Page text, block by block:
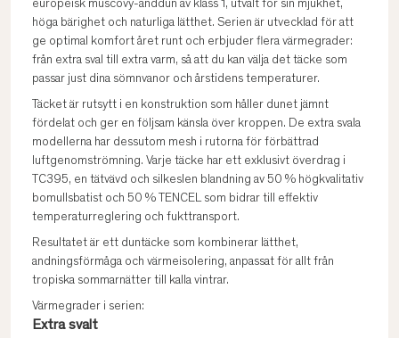
europeisk muscovy-anddun av klass 1, utvalt för sin mjukhet,
höga bärighet och naturliga lätthet. Serien är utvecklad för att
ge optimal komfort året runt och erbjuder flera värmegrader:
från extra sval till extra varm, så att du kan välja det täcke som
passar just dina sömnvanor och årstidens temperaturer.
Täcket är rutsytt i en konstruktion som håller dunet jämnt
fördelat och ger en följsam känsla över kroppen. De extra svala
modellerna har dessutom mesh i rutorna för förbättrad
luftgenomströmning. Varje täcke har ett exklusivt överdrag i
TC395, en tätvävd och silkeslen blandning av 50 % högkvalitativ
bomullsbatist och 50 % TENCEL som bidrar till effektiv
temperaturreglering och fukttransport.
Resultatet är ett duntäcke som kombinerar lätthet,
andningsförmåga och värmeisolering, anpassat för allt från
tropiska sommarnätter till kalla vintrar.
Värmegrader i serien:
Extra svalt